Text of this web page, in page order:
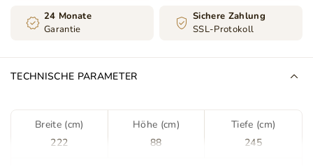
24 Monate
Garantie
Sichere Zahlung
SSL-Protokoll
TECHNISCHE PARAMETER
Breite (cm)
222
Höhe (cm)
88
Tiefe (cm)
245